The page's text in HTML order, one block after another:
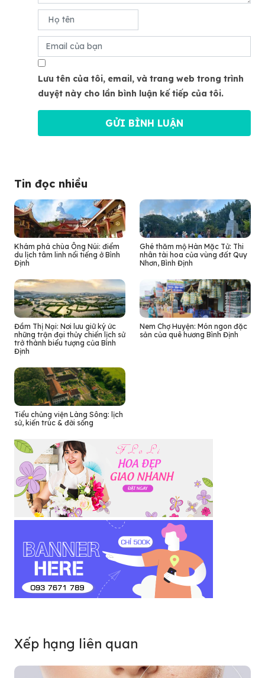
Lưu tên của tôi, email, và trang web trong trình
duyệt này cho lần bình luận kế tiếp của tôi.
Tin đọc nhiều
Khám phá chùa Ông Núi: điểm
du lịch tâm linh nổi tiếng ở Bình
Định
Ghé thăm mộ Hàn Mặc Tử: Thi
nhân tài hoa của vùng đất Quy
Nhơn, Bình Định
Đầm Thị Nại: Nơi lưu giữ ký ức
những trận đại thủy chiến lịch sử
trở thành biểu tượng của Bình
Định
Nem Chợ Huyện: Món ngon đặc
sản của quê hương Bình Định
Tiểu chủng viện Làng Sông: lịch
sử, kiến trúc & đời sống
Xếp hạng liên quan